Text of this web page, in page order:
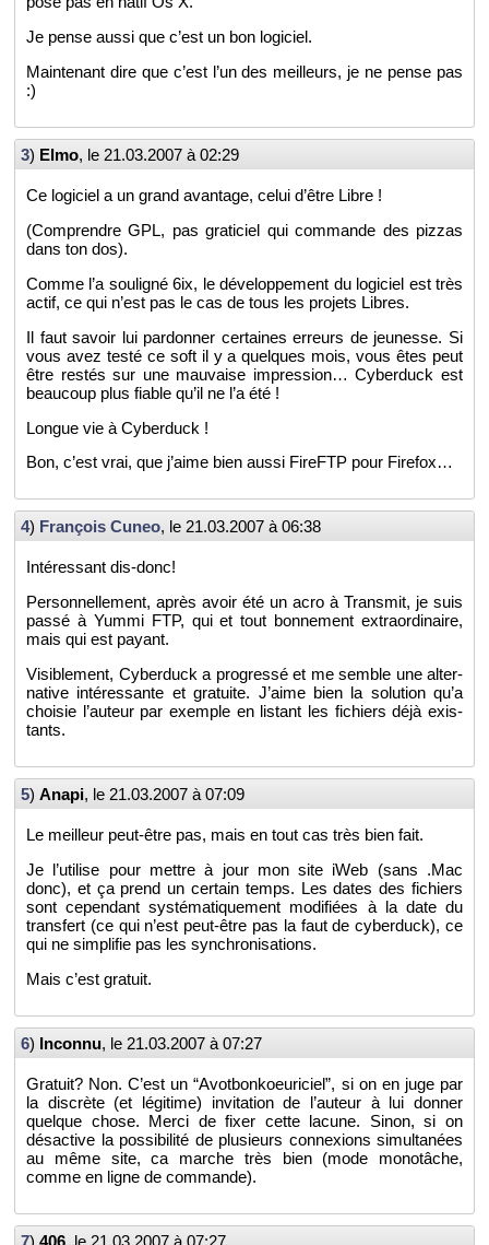
Je pense aussi que c’est un bon lo­gi­ciel.
Main­te­nant dire que c’est l’un des meilleurs, je ne pense pas
:)
3) Elmo, le 21.03.2007 à 02:29
Ce lo­gi­ciel a un grand avan­tage, celui d’être Libre !
(Com­prendre GPL, pas gra­ti­ciel qui com­mande des piz­zas
dans ton dos).
Comme l’a sou­li­gné 6ix, le dé­ve­lop­pe­ment du lo­gi­ciel est très
actif, ce qui n’est pas le cas de tous les pro­jets Libres.
Il faut sa­voir lui par­don­ner cer­taines er­reurs de jeu­nesse. Si
vous avez testé ce soft il y a quelques mois, vous êtes peut
être res­tés sur une mau­vaise im­pres­sion… Cy­ber­duck est
beau­coup plus fiable qu’il ne l’a été !
Longue vie à Cy­ber­duck !
Bon, c’est vrai, que j’aime bien aussi Fi­reFTP pour Fi­re­fox…
4) Fran­çois Cuneo, le 21.03.2007 à 06:38
In­té­res­sant dis-donc!
Per­son­nel­le­ment, après avoir été un acro à Trans­mit, je suis
passé à Yummi FTP, qui et tout bon­ne­ment ex­tra­or­di­naire,
mais qui est payant.
Vi­si­ble­ment, Cy­ber­duck a pro­gressé et me semble une al­ter­
na­tive in­té­res­sante et gra­tuite. J’aime bien la so­lu­tion qu’a
choi­sie l’au­teur par exemple en lis­tant les fi­chiers déjà exis­
tants.
5) Anapi, le 21.03.2007 à 07:09
Le meilleur peut-être pas, mais en tout cas très bien fait.
Je l’uti­lise pour mettre à jour mon site iWeb (sans .Mac
donc), et ça prend un cer­tain temps. Les dates des fi­chiers
sont ce­pen­dant sys­té­ma­ti­que­ment mo­di­fiées à la date du
trans­fert (ce qui n’est peut-être pas la faut de cy­ber­duck), ce
qui ne sim­pli­fie pas les syn­chro­ni­sa­tions.
Mais c’est gra­tuit.
6) In­connu, le 21.03.2007 à 07:27
Gra­tuit? Non. C’est un “Avot­bon­koeu­ri­ciel”, si on en juge par
la dis­crète (et lé­gi­time) in­vi­ta­tion de l’au­teur à lui don­ner
quelque chose. Merci de fixer cette la­cune. Sinon, si on
désac­tive la pos­si­bi­lité de plu­sieurs connexions si­mul­ta­nées
au même site, ca marche très bien (mode mo­no­tâche,
comme en ligne de com­mande).
7) 406, le 21.03.2007 à 07:27